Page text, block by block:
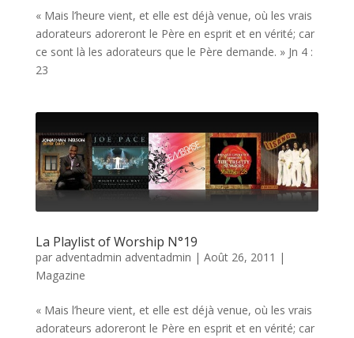
« Mais l’heure vient, et elle est déjà venue, où les vrais
adorateurs adoreront le Père en esprit et en vérité; car
ce sont là les adorateurs que le Père demande. » Jn 4 :
23
La Playlist of Worship N°19
par adventadmin adventadmin | Août 26, 2011 |
Magazine
« Mais l’heure vient, et elle est déjà venue, où les vrais
adorateurs adoreront le Père en esprit et en vérité; car